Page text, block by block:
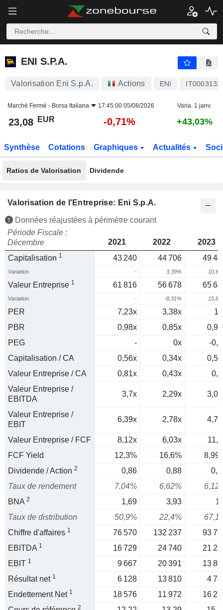
ENI S.P.A.
ENI S.P.A.
Valorisation Eni S.p.A. Actions ENI
Marché Fermé - Borsa Italiana 17:45:00 05/08/2026 Varia. 1 janv.
23,08 EUR -0,71% +43,03%
Synthèse Cotations Graphiques Actualités
Ratios de Valorisation Dividende
Valorisation de l'Entreprise: Eni S.p.A.
Données réajustées à périmètre courant
Période Fiscale :
Décembre
2021 2022
2023
Capitalisation 1 43 240 44 706 49
Variation - 3,39%
Valeur Entreprise 1 61 816 56 678 65
Variation - -8,31%
PER 7,23x 3,38x
PBR
0,98x 0,85x
PEG
- 0x
-
Capitalisation / CA
0,56x 0,34x
Valeur Entreprise / CA
0,81x 0,43x
Valeur Entreprise /
EBITDA
3,7x 2,29x
Valeur Entreprise /
EBIT
6,39x 2,78x
Valeur Entreprise / FCF 8,12x 6,03x
FCF Yield
12,3% 16,6%
Dividende / Action 2 0,86 0,88
Taux de rendement
7,04% 6,62%
BNA 2 1,69 3,93
Taux de distribution
50,9% 22,4%
Chiffre d'affaires 1 76 570 132 237
93
EBITDA 1 16 729 24 740
21
EBIT 1 9 667 20 391
13
Résultat net 1 6 128 13 810
4
Endettement Net 1 18 576 11 972
16
2